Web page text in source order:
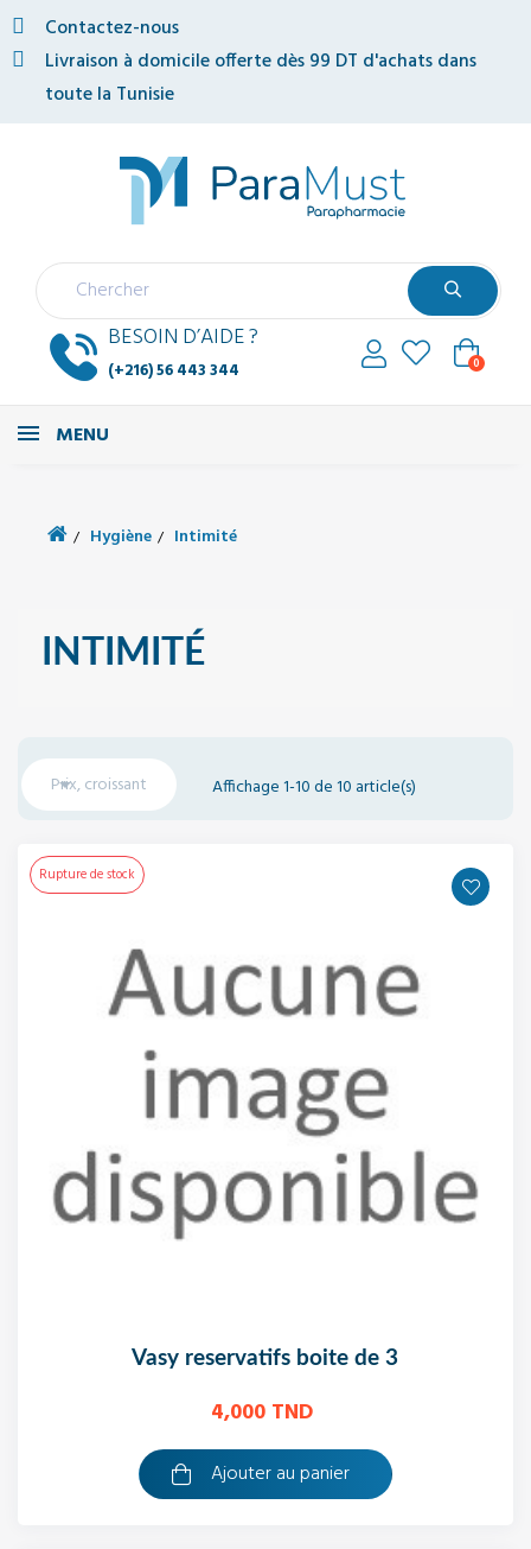
Contactez-nous
Livraison à domicile offerte dès 99 DT d'achats dans
toute la Tunisie
BESOIN D’AIDE ?
(+216) 56 443 344 0
MENU
Hygiène Intimité
INTIMITÉ
Prix, croissant
 Affichage 1-10 de 10 article(s)
Rupture de stock
vasy reservatifs boite de 3
4,000 TND
Ajouter au panier